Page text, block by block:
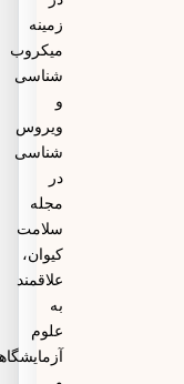
میکروب
شناسی
ویروس
شناسی
سلامت
کیوان،
علاقمند
آزمایشگاهی